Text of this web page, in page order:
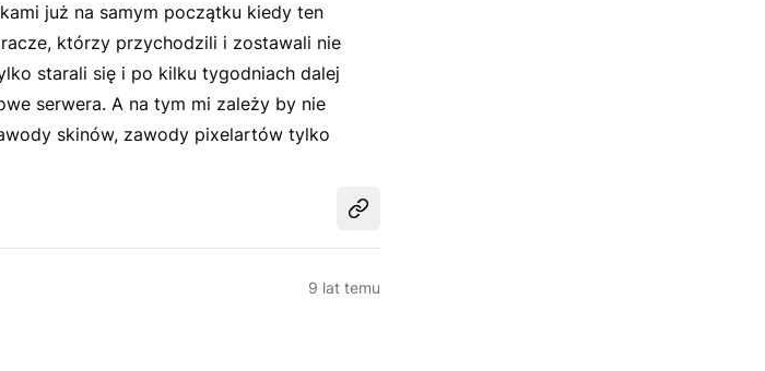
już na samym początku kiedy ten
którzy przychodzili i zostawali nie
starali się i po kilku tygodniach dalej
serwera. A na tym mi zależy by nie
skinów, zawody pixelartów tylko
Udostępnij
9 lat temu